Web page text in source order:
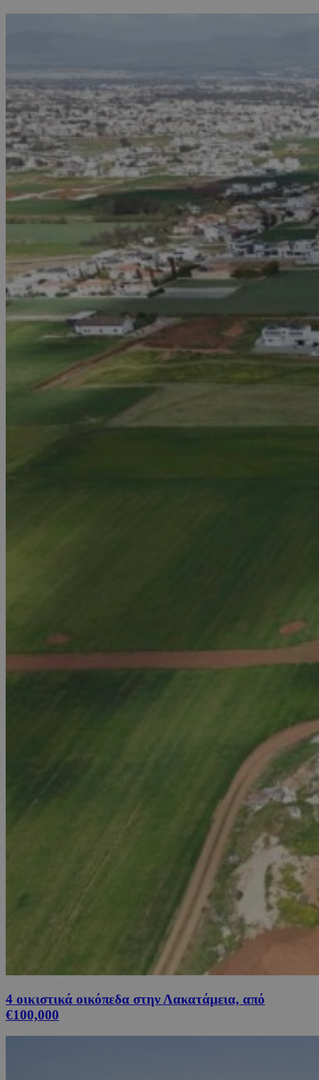
4 οικιστικά οικόπεδα στην Λακατάμεια, από
€100,000